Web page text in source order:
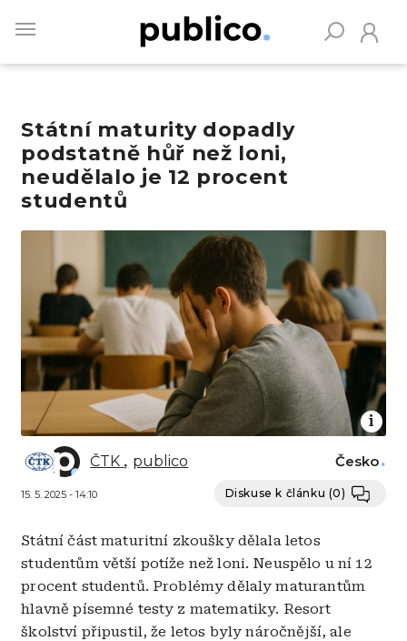
main
Státní maturity dopadly
podstatně hůř než loni,
neudělalo je 12 procent
studentů
Obrázek
ČTK publico
15. 5. 2025 - 14:10
Česko
Diskuse k článku (0)
Státní část maturitní zkoušky dělala letos
studentům větší potíže než loni. Neuspělo u ní 12
procent studentů. Problémy dělaly maturantům
hlavně písemné testy z matematiky. Resort
školství připustil, že letos byly náročnější, ale
Vyhledávejte na Publiku